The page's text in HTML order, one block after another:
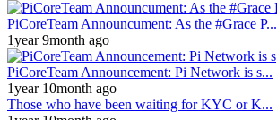
PiCoreTeam Announcument: As the #Grace P...
1year 9month ago
PiCoreTeam Announcement: Pi Network is s...
1year 10month ago
Those who have been waiting for KYC or K...